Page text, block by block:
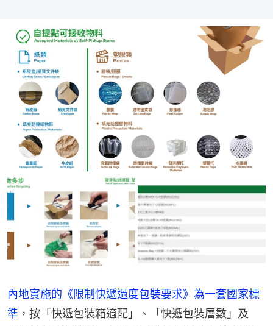
內地實施的《限制快遞過度包裝要求》為一套國家標
準 ，按「快遞包裝箱適配」、「快遞包裝層數」及